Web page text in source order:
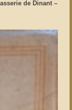
de Dinant –